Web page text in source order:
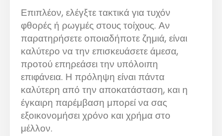
Επιπλέον, ελέγξτε τακτικά για τυχόν
φθορές ή ρωγμές στους τοίχους. Αν
παρατηρήσετε οποιαδήποτε ζημιά, είναι
καλύτερο να την επισκευάσετε άμεσα,
προτού επηρεάσει την υπόλοιπη
επιφάνεια. Η πρόληψη είναι πάντα
καλύτερη από την αποκατάσταση, και η
έγκαιρη παρέμβαση μπορεί να σας
εξοικονομήσει χρόνο και χρήμα στο
μέλλον.